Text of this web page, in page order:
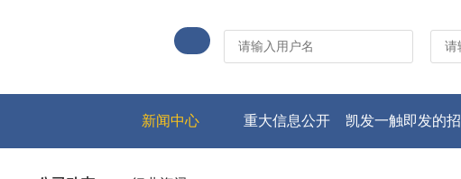
新闻中心 重大信息公开 凯发一触即发的招